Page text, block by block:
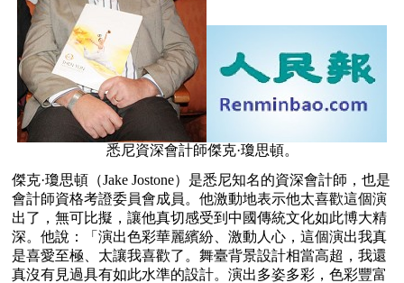
悉尼資深會計師傑克·瓊思頓。
傑克·瓊思頓（Jake Jostone）是悉尼知名的資深會計師，也是
會計師資格考證委員會成員。他激動地表示他太喜歡這個演
出了，無可比擬，讓他真切感受到中國傳統文化如此博大精
深。他說：「演出色彩華麗繽紛、激動人心，這個演出我真
是喜愛至極、太讓我喜歡了。舞臺背景設計相當高超，我還
真沒有見過具有如此水準的設計。演出多姿多彩，色彩豐富